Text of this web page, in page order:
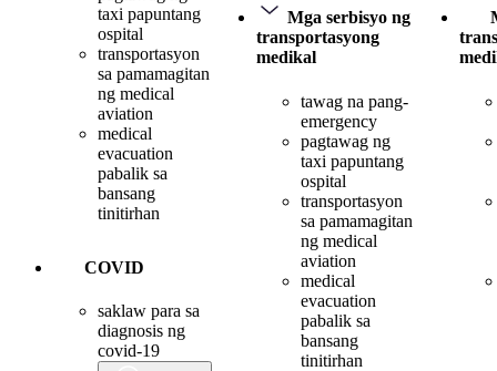
taxi papuntang
ospital
transportasyon
sa pamamagitan
ng medical
aviation
medical
evacuation
pabalik sa
bansang
tinitirhan
COVID
saklaw para sa
diagnosis ng
covid-19
Mga serbisyo ng
transportasyong
medikal
tawag na pang-
emergency
pagtawag ng
taxi papuntang
ospital
transportasyon
sa pamamagitan
ng medical
aviation
medical
evacuation
pabalik sa
bansang
tinitirhan